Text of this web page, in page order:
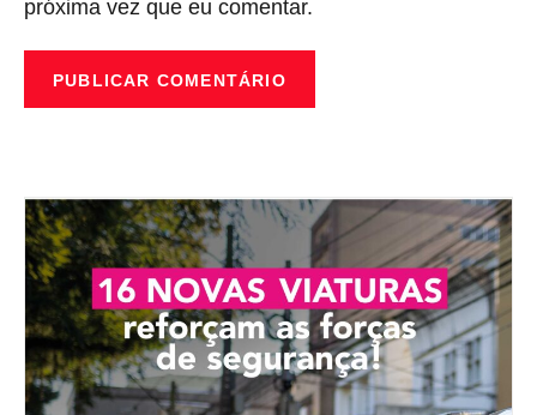
próxima vez que eu comentar.